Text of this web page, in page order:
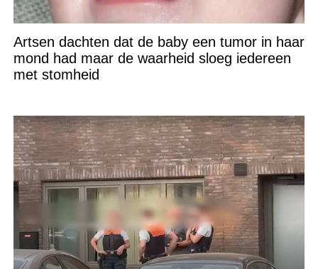
Artsen dachten dat de baby een tumor in haar
mond had maar de waarheid sloeg iedereen
met stomheid